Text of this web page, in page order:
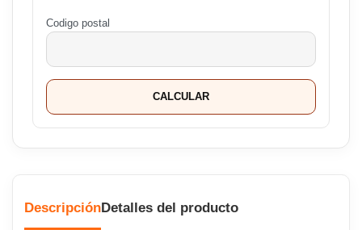
Codigo postal
CALCULAR
DescripciónDetalles del producto